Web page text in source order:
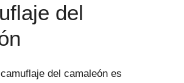
del
del camaleón es